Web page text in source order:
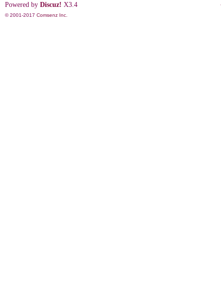
Powered by Discuz! X3.4
© 2001-2017 Comsenz Inc.